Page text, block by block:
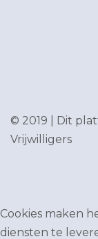
© 2019 | Dit
Vrijwilligers
Cookies maken
diensten te